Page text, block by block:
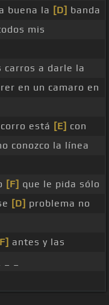
buena la [D] banda
mis
carros a darle la
en un camaro en
está [E] con
conozco la línea
[F] que le pida sólo
[D] problema no
antes y las